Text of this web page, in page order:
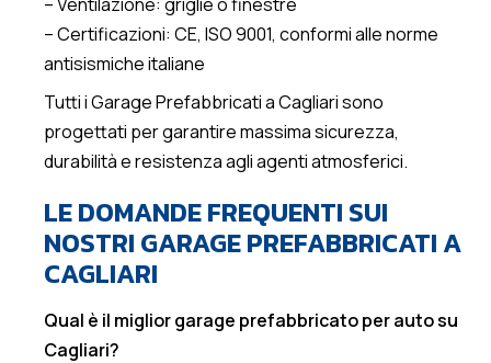
– Certificazioni: CE, ISO 9001, conformi alle norme
antisismiche italiane
Tutti i Garage Prefabbricati a Cagliari sono
progettati per garantire massima sicurezza,
durabilità e resistenza agli agenti atmosferici.
LE DOMANDE FREQUENTI SUI
NOSTRI GARAGE PREFABBRICATI A
CAGLIARI
Qual è il miglior garage prefabbricato per auto su
Cagliari?